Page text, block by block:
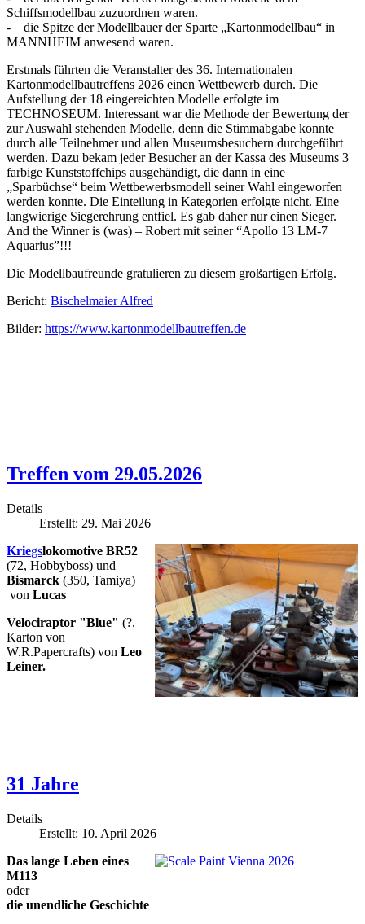
Schiffsmodellbau zuzuordnen waren.
- die Spitze der Modellbauer der Sparte „Kartonmodellbau“ in
MANNHEIM anwesend waren.
Erstmals führten die Veranstalter des 36. Internationalen
Kartonmodellbautreffens 2026 einen Wettbewerb durch. Die
Aufstellung der 18 eingereichten Modelle erfolgte im
TECHNOSEUM. Interessant war die Methode der Bewertung der
zur Auswahl stehenden Modelle, denn die Stimmabgabe konnte
durch alle Teilnehmer und allen Museumsbesuchern durchgeführt
werden. Dazu bekam jeder Besucher an der Kassa des Museums 3
farbige Kunststoffchips ausgehändigt, die dann in eine
„Sparbüchse“ beim Wettbewerbsmodell seiner Wahl eingeworfen
werden konnte. Die Einteilung in Kategorien erfolgte nicht. Eine
langwierige Siegerehrung entfiel. Es gab daher nur einen Sieger.
And the Winner is (was) – Robert mit seiner “Apollo 13 LM-7
Aquarius”!!!
Die Modellbaufreunde gratulieren zu diesem großartigen Erfolg.
Bericht: Bischelmaier Alfred
Bilder: https://www.kartonmodellbautreffen.de
Treffen vom 29.05.2026
Details
Erstellt: 29. Mai 2026
Kriegslokomotive BR52
(72, Hobbyboss) und
Bismarck (350, Tamiya)
von Lucas
Velociraptor "Blue" (?,
Karton von
W.R.Papercrafts) von Leo
Leiner.
31 Jahre
Details
Erstellt: 10. April 2026
Das lange Leben eines
M113
oder
die unendliche Geschichte